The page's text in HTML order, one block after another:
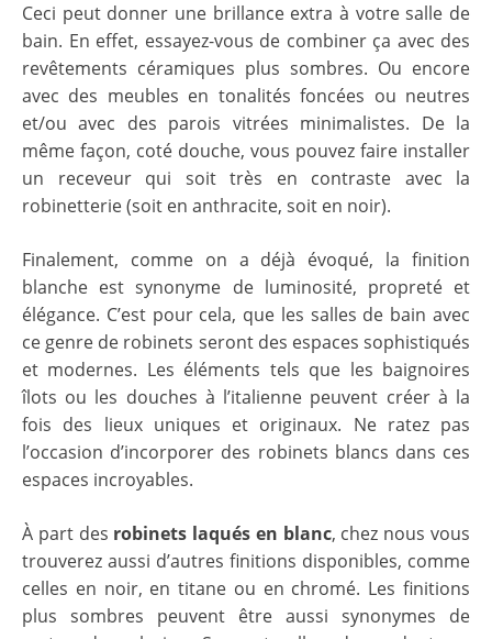
Ceci peut donner une brillance extra à votre salle de
bain. En effet, essayez-vous de combiner ça avec des
revêtements céramiques plus sombres. Ou encore
avec des meubles en tonalités foncées ou neutres
et/ou avec des parois vitrées minimalistes. De la
même façon, coté douche, vous pouvez faire installer
un receveur qui soit très en contraste avec la
robinetterie (soit en anthracite, soit en noir).
Finalement, comme on a déjà évoqué, la finition
blanche est synonyme de luminosité, propreté et
élégance. C’est pour cela, que les salles de bain avec
ce genre de robinets seront des espaces sophistiqués
et modernes. Les éléments tels que les baignoires
îlots ou les douches à l’italienne peuvent créer à la
fois des lieux uniques et originaux. Ne ratez pas
l’occasion d’incorporer des robinets blancs dans ces
espaces incroyables.
À part des robinets laqués en blanc, chez nous vous
trouverez aussi d’autres finitions disponibles, comme
celles en noir, en titane ou en chromé. Les finitions
plus sombres peuvent être aussi synonymes de